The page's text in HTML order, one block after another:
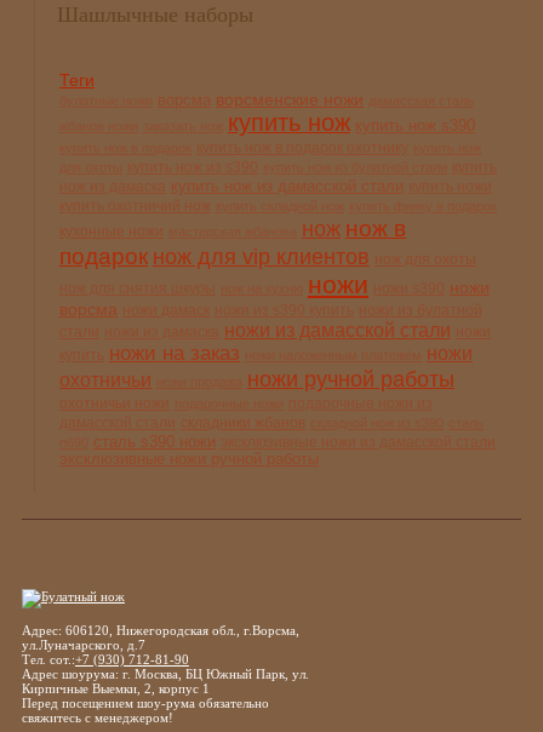
Шашлычные наборы
Теги
ворсма ворсменские ножи
купить нож купить нож s390
купить нож из дамасской стали
купить охотничий нож
кухонные ножи нож нож в
подарок нож для vip клиентов нож для охоты
ножи
ножи
ворсма
ножи дамаск
ножи из булатной
ножи из дамасской стали
ножи
ножи на заказ
ножи
охотничьи
ножи ручной работы
охотничьи ножи
складники жбанов
сталь s390 ножи
эксклюзивные ножи ручной работы
Адрес: 606120, Нижегородская обл., г.Ворсма,
ул.Луначарского, д.7
Тел. сот.:+7 (930) 712-81-90
Адрес шоурума: г. Москва, БЦ Южный Парк, ул.
Кирпичные Выемки, 2, корпус 1
Перед посещением шоу-рума обязательно
свяжитесь с менеджером!